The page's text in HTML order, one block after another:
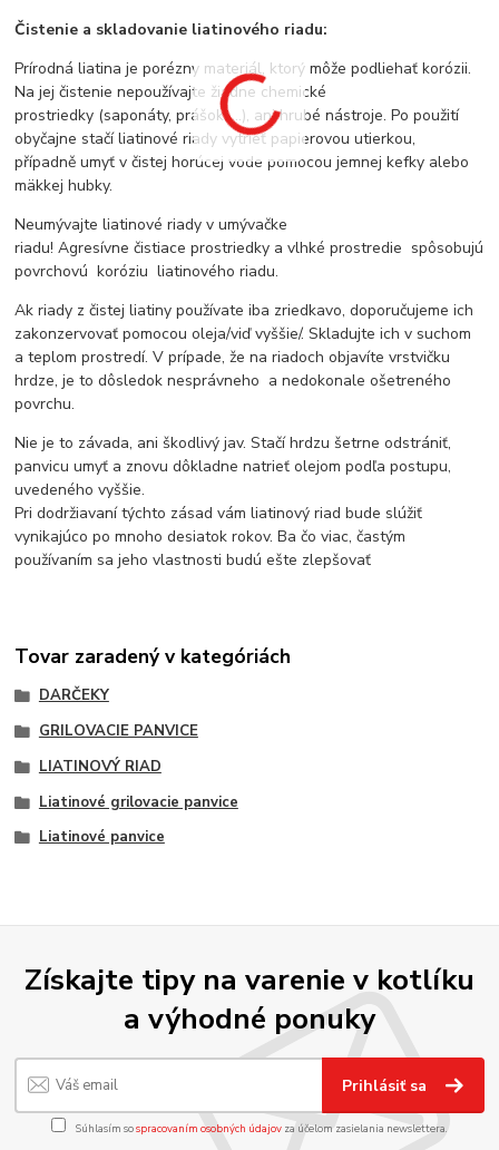
Čistenie a skladovanie liatinového riadu:
Prírodná liatina je porézny materiál, ktorý môže podliehať korózii.
Na jej čistenie nepoužívajte žiadne chemické
prostriedky (saponáty, prášok, ...), ani hrubé nástroje. Po použití
obyčajne stačí liatinové riady vytrieť papierovou utierkou,
případně umyť v čistej horúcej vode pomocou jemnej kefky alebo
mäkkej hubky.
Neumývajte liatinové riady v umývačke
riadu! Agresívne čistiace prostriedky a vlhké prostredie spôsobujú
povrchovú koróziu liatinového riadu.
Ak riady z čistej liatiny používate iba zriedkavo, doporučujeme ich
zakonzervovať pomocou oleja/viď vyššie/. Skladujte ich v suchom
a teplom prostredí. V prípade, že na riadoch objavíte vrstvičku
hrdze, je to dôsledok nesprávneho a nedokonale ošetreného
povrchu.
Nie je to závada, ani škodlivý jav. Stačí hrdzu šetrne odstrániť,
panvicu umyť a znovu dôkladne natrieť olejom podľa postupu,
uvedeného vyššie.
Pri dodržiavaní týchto zásad vám liatinový riad bude slúžiť
vynikajúco po mnoho desiatok rokov. Ba čo viac, častým
používaním sa jeho vlastnosti budú ešte zlepšovať
Tovar zaradený v kategóriách
DARČEKY
GRILOVACIE PANVICE
LIATINOVÝ RIAD
Liatinové grilovacie panvice
Liatinové panvice
Získajte tipy na varenie v kotlíku
a výhodné ponuky
Prihlásiť sa
Súhlasím sospracovaním osobných údajov za účelom zasielania newslettera.